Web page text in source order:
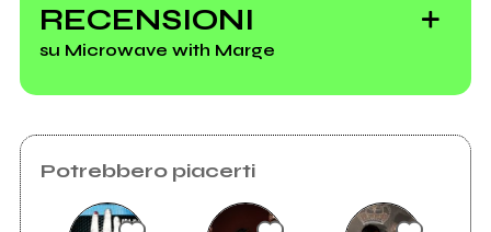
RECENSIONI
su Microwave with Marge
Potrebbero piacerti